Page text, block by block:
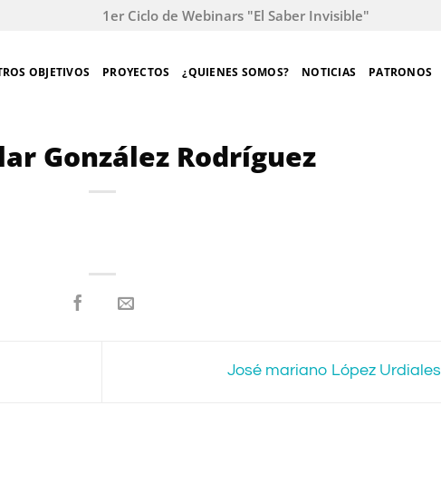
1er Ciclo de Webinars "El Saber Invisible"
OBJETIVOS PROYECTOS ¿QUIENES SOMOS? NOTICIAS PATRONOS
González Rodríguez
José mariano López Urdiales